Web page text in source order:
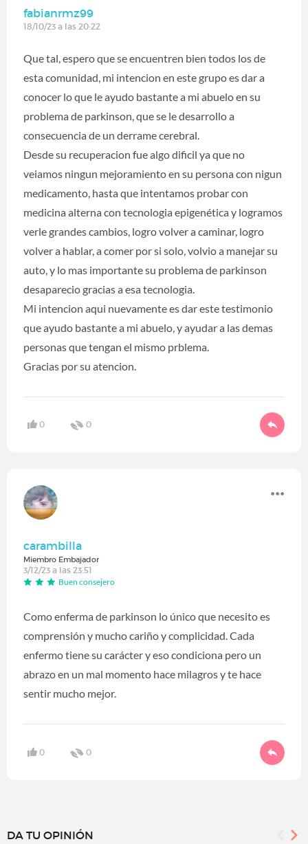
fabianrmz99
18/10/23 a las 20:22
Que tal, espero que se encuentren bien todos los de
esta comunidad, mi intencion en este grupo es dar a
conocer lo que le ayudo bastante a mi abuelo en su
problema de parkinson, que se le desarrollo a
consecuencia de un derrame cerebral.
Desde su recuperacion fue algo dificil ya que no
veiamos ningun mejoramiento en su persona con nigun
medicamento, hasta que intentamos probar con
medicina alterna con tecnologia epigenética y logramos
verle grandes cambios, logro volver a caminar, logro
volver a hablar, a comer por si solo, volvio a manejar su
auto, y lo mas importante su problema de parkinson
desaparecio gracias a esa tecnologia.
Mi intencion aqui nuevamente es dar este testimonio
que ayudo bastante a mi abuelo, y ayudar a las demas
personas que tengan el mismo prblema.
Gracias por su atencion.
0 0
carambilla
Miembro Embajador
3/12/23 a las 23:51
Buen consejero
Como enferma de parkinson lo único que necesito es
comprensión y mucho cariño y complicidad. Cada
enfermo tiene su carácter y eso condiciona pero un
abrazo en un mal momento hace milagros y te hace
sentir mucho mejor.
0 0
DA TU OPINIÓN